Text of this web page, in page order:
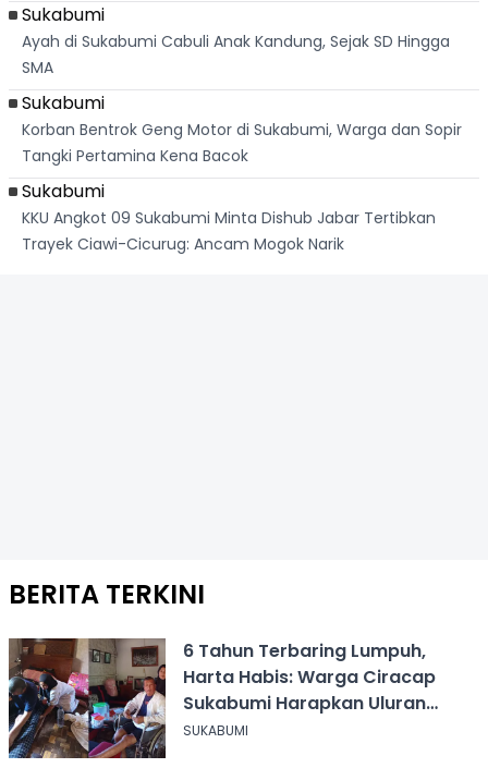
Sukabumi
Ayah di Sukabumi Cabuli Anak Kandung, Sejak SD Hingga
SMA
Sukabumi
Korban Bentrok Geng Motor di Sukabumi, Warga dan Sopir
Tangki Pertamina Kena Bacok
Sukabumi
KKU Angkot 09 Sukabumi Minta Dishub Jabar Tertibkan
Trayek Ciawi-Cicurug: Ancam Mogok Narik
BERITA TERKINI
6 Tahun Terbaring Lumpuh,
Harta Habis: Warga Ciracap
Sukabumi Harapkan Uluran
Tangan KDM
SUKABUMI